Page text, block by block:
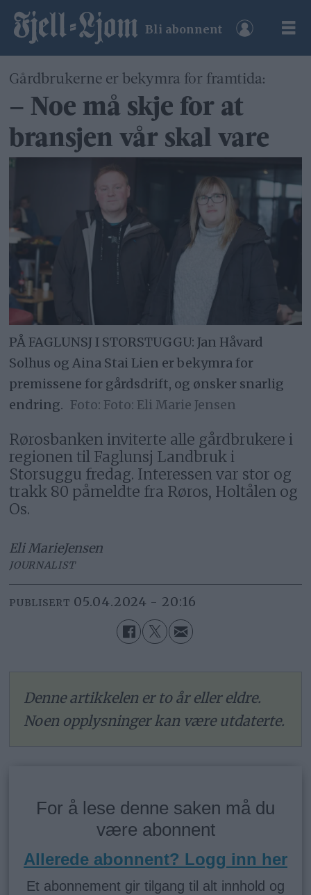
Bli abonnent
Gårdbrukerne er bekymra for framtida:
– Noe må skje for at
bransjen vår skal vare
PÅ FAGLUNSJ I STORSTUGGU: Jan Håvard
Solhus og Aina Stai Lien er bekymra for
premissene for gårdsdrift, og ønsker snarlig
endring.
Foto: Eli Marie Jensen
Rørosbanken inviterte alle gårdbrukere i
regionen til Faglunsj Landbruk i
Storsuggu fredag. Interessen var stor og
trakk 80 påmeldte fra Røros, Holtålen og
Os.
Eli MarieJensen
JOURNALIST
PUBLISERT 05.04.2024 - 20:16
Denne artikkelen er to år eller eldre.
Noen opplysninger kan være utdaterte.
For å lese denne saken må du
være abonnent
Allerede abonnent? Logg inn her
Et abonnement gir tilgang til alt innhold og